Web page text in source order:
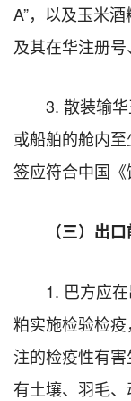
A”，以及玉米
及其在华注册号
3. 散装输
或船舶的舱内
签应符合中国《
（三）出
1. 巴方应
粕实施检验检
注的检疫性有
有土壤、羽毛